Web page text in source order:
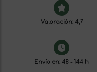
Valoración: 4,7
Envío en: 48 - 144 h